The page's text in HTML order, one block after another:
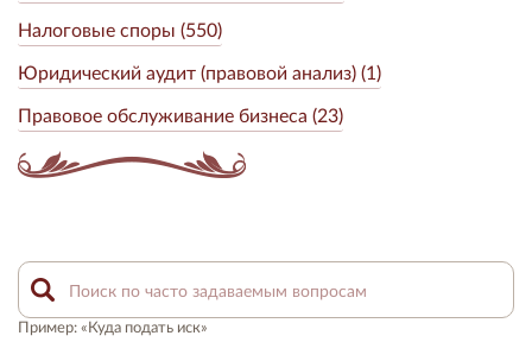
Налоговые споры (550)
Юридический аудит (правовой анализ) (1)
Правовое обслуживание бизнеса (23)
Пример: «Куда подать иск»